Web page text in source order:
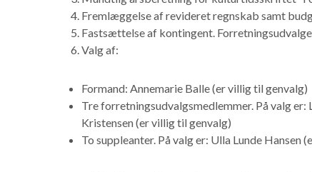
Fremlæggelse af revideret regnskab samt
Fastsættelse af kontingent.
Valg af:
Formand: Annemarie Balle (er villig til genvalg)
Tre forretningsudvalgsmedlemmer. På valg er:
Kristensen (er villig til genvalg)
To suppleanter. På valg er: Ulla Lunde